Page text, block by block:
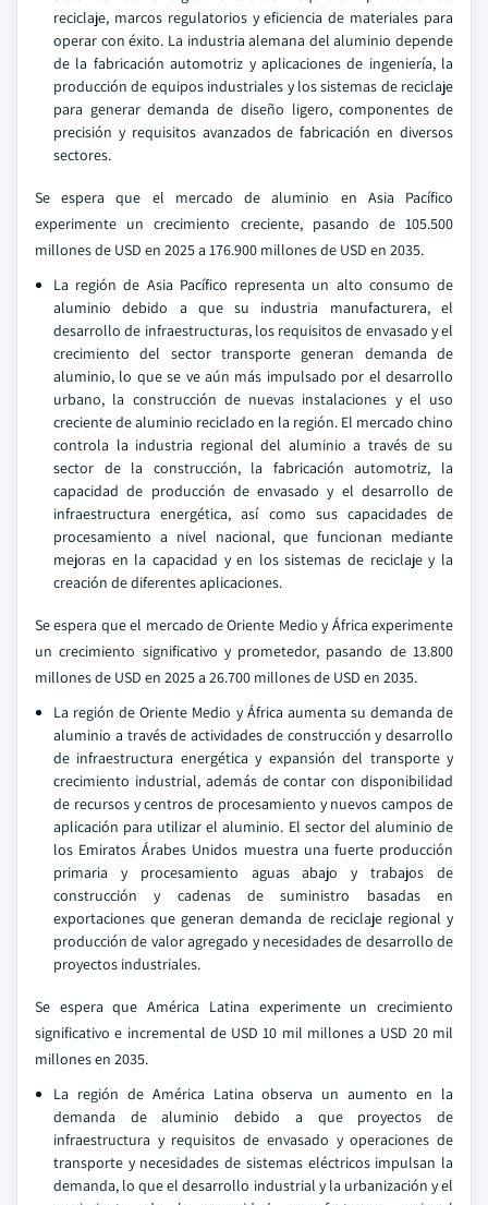
reciclaje, marcos regulatorios y eficiencia de materiales para
operar con éxito. La industria alemana del aluminio depende
de la fabricación automotriz y aplicaciones de ingeniería, la
producción de equipos industriales y los sistemas de reciclaje
para generar demanda de diseño ligero, componentes de
precisión y requisitos avanzados de fabricación en diversos
sectores.
Se espera que el mercado de aluminio en Asia Pacífico
experimente un crecimiento creciente, pasando de 105.500
millones de USD en 2025 a 176.900 millones de USD en 2035.
La región de Asia Pacífico representa un alto consumo de
aluminio debido a que su industria manufacturera, el
desarrollo de infraestructuras, los requisitos de envasado y el
crecimiento del sector transporte generan demanda de
aluminio, lo que se ve aún más impulsado por el desarrollo
urbano, la construcción de nuevas instalaciones y el uso
creciente de aluminio reciclado en la región. El mercado chino
controla la industria regional del aluminio a través de su
sector de la construcción, la fabricación automotriz, la
capacidad de producción de envasado y el desarrollo de
infraestructura energética, así como sus capacidades de
procesamiento a nivel nacional, que funcionan mediante
mejoras en la capacidad y en los sistemas de reciclaje y la
creación de diferentes aplicaciones.
Se espera que el mercado de Oriente Medio y África experimente
un crecimiento significativo y prometedor, pasando de 13.800
millones de USD en 2025 a 26.700 millones de USD en 2035.
La región de Oriente Medio y África aumenta su demanda de
aluminio a través de actividades de construcción y desarrollo
de infraestructura energética y expansión del transporte y
crecimiento industrial, además de contar con disponibilidad
de recursos y centros de procesamiento y nuevos campos de
aplicación para utilizar el aluminio. El sector del aluminio de
los Emiratos Árabes Unidos muestra una fuerte producción
primaria y procesamiento aguas abajo y trabajos de
construcción y cadenas de suministro basadas en
exportaciones que generan demanda de reciclaje regional y
producción de valor agregado y necesidades de desarrollo de
proyectos industriales.
Se espera que América Latina experimente un crecimiento
significativo e incremental de USD 10 mil millones a USD 20 mil
millones en 2035.
La región de América Latina observa un aumento en la
demanda de aluminio debido a que proyectos de
infraestructura y requisitos de envasado y operaciones de
transporte y necesidades de sistemas eléctricos impulsan la
demanda, lo que el desarrollo industrial y la urbanización y el